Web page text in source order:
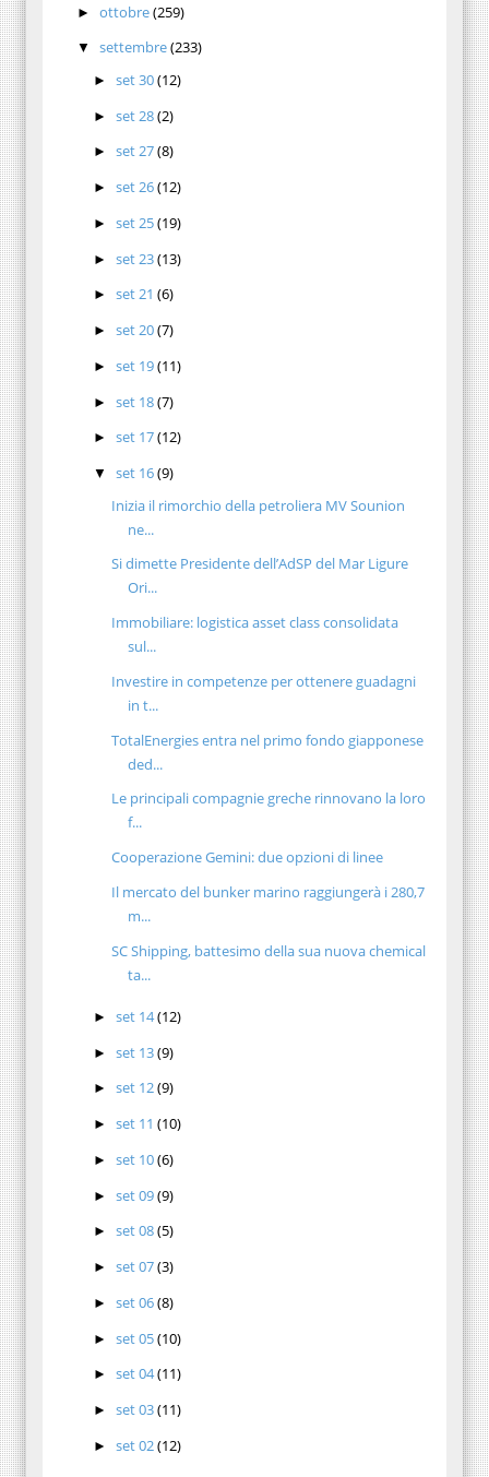
► ottobre(259)
▼ settembre(233)
►set 30(12)
►set 28(2)
►set 27(8)
►set 26(12)
►set 25(19)
►set 23(13)
►set 21(6)
►set 20(7)
►set 19(11)
►set 18(7)
►set 17(12)
▼set 16(9)
Inizia il rimorchio della petroliera MV Sounion
ne...
Si dimette Presidente dell’AdSP del Mar Ligure
Ori...
Immobiliare: logistica asset class consolidata
sul...
Investire in competenze per ottenere guadagni
in t...
TotalEnergies entra nel primo fondo giapponese
ded...
Le principali compagnie greche rinnovano la loro
f...
Cooperazione Gemini: due opzioni di linee
Il mercato del bunker marino raggiungerà i 280,7
m...
SC Shipping, battesimo della sua nuova chemical
ta...
►set 14(12)
►set 13(9)
►set 12(9)
►set 11(10)
►set 10(6)
►set 09(9)
►set 08(5)
►set 07(3)
►set 06(8)
►set 05(10)
►set 04(11)
►set 03(11)
►set 02(12)